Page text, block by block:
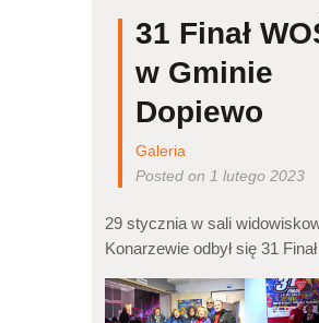
31 Finał
w Gminie
Dopiewo
Galeria
Posted on 1 lutego 2023
29 stycznia w sali
Konarzewie odbył się 31